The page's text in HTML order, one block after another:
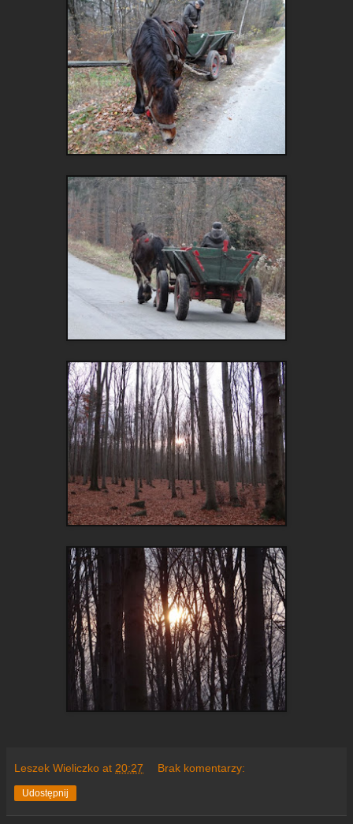
Leszek Wieliczko at 20:27 Brak komentarzy:
Udostępnij